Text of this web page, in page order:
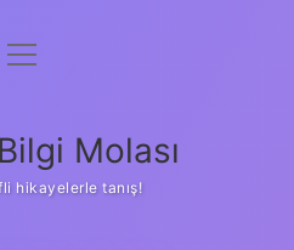
Uyarı
menüyü
Molası
hikayelerle tanış!